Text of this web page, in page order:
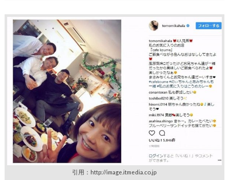
引用：http://image.itmedia.co.jp